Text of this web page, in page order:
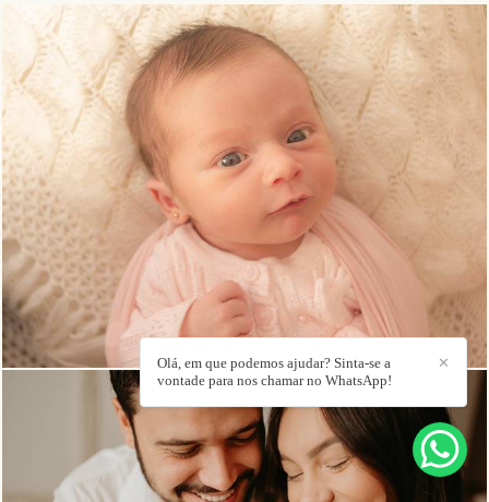
✕
Olá, em que podemos ajudar? Sinta-se a
vontade para nos chamar no WhatsApp!